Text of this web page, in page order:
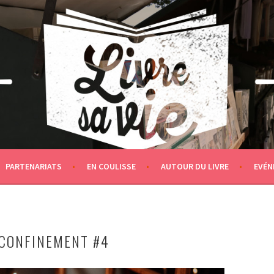
PARTENARIATS EN COULISSE AUTOUR DU LIVRE
#4